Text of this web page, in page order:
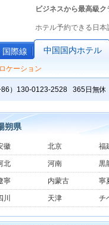
ビジネスから最高級
ホテル予約できる日
国際線 中国国内ホテル
ケーション
）130-0123-2528 365日無休
朔県
徽 北京 福
北 河南 黒
寧 内蒙古 寧
川 天津 チ